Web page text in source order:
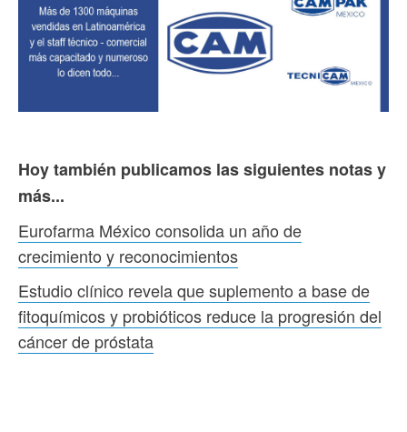
Hoy también publicamos las siguientes notas y
más...
Eurofarma México consolida un año de
crecimiento y reconocimientos
Estudio clínico revela que suplemento a base de
fitoquímicos y probióticos reduce la progresión del
cáncer de próstata